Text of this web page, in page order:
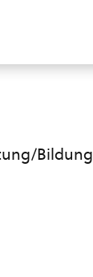
Bildung